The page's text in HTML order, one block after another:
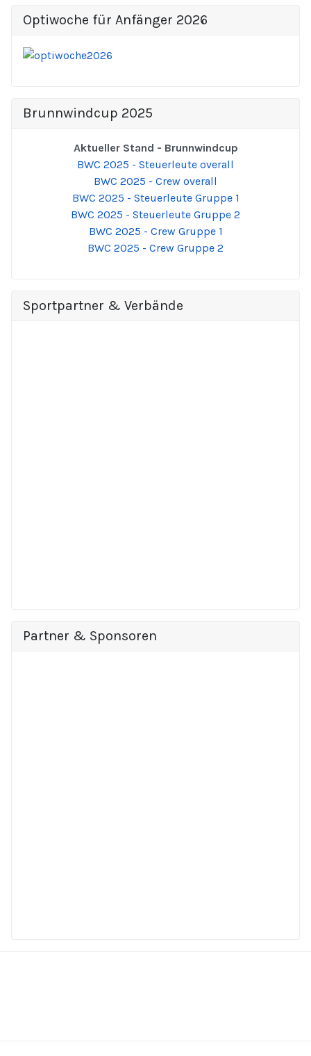
Optiwoche für Anfänger 2026
Brunnwindcup 2025
Aktueller Stand - Brunnwindcup
BWC 2025 - Steuerleute overall
BWC 2025 - Crew overall
BWC 2025 - Steuerleute Gruppe 1
BWC 2025 - Steuerleute Gruppe 2
BWC 2025 - Crew Gruppe 1
BWC 2025 - Crew Gruppe 2
Sportpartner & Verbände
Partner & Sponsoren